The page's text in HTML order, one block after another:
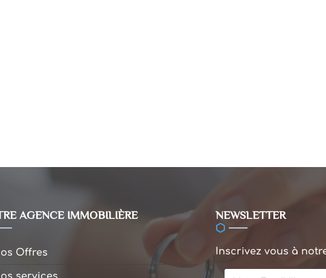
AGENCE IMMOBILIÈRE
Offres
NEWSLETTER
Inscrivez vous à